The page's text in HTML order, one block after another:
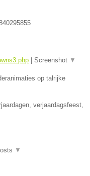
Screenshot ▼
op talrijke
verjaardagsfeest,
▼